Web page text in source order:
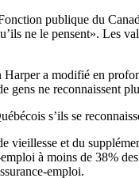
publique du
ne le pensent». Les
a modifié en
gens ne reconnaissent
s’ils se
vieillesse et du
à moins de 38%
emploi.